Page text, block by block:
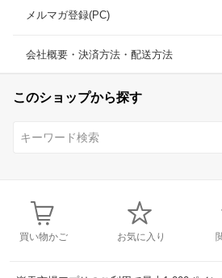
メルマガ登録(PC)
会社概要・決済方法・配送方法
このショップから探す
買い物かご お気に入り